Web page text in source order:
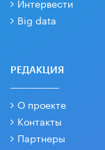
Big data
РЕДАКЦИЯ
О проекте
Контакты
Партнеры